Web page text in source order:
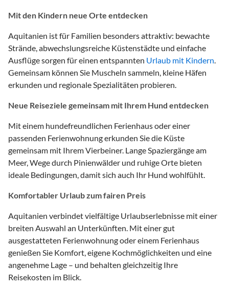
Mit den Kindern neue Orte entdecken
Aquitanien ist für Familien besonders attraktiv: bewachte
Strände, abwechslungsreiche Küstenstädte und einfache
Ausflüge sorgen für einen entspannten Urlaub mit Kindern.
Gemeinsam können Sie Muscheln sammeln, kleine Häfen
erkunden und regionale Spezialitäten probieren.
Neue Reiseziele gemeinsam mit Ihrem Hund entdecken
Mit einem hundefreundlichen Ferienhaus oder einer
passenden Ferienwohnung erkunden Sie die Küste
gemeinsam mit Ihrem Vierbeiner. Lange Spaziergänge am
Meer, Wege durch Pinienwälder und ruhige Orte bieten
ideale Bedingungen, damit sich auch Ihr Hund wohlfühlt.
Komfortabler Urlaub zum fairen Preis
Aquitanien verbindet vielfältige Urlaubserlebnisse mit einer
breiten Auswahl an Unterkünften. Mit einer gut
ausgestatteten Ferienwohnung oder einem Ferienhaus
genießen Sie Komfort, eigene Kochmöglichkeiten und eine
angenehme Lage – und behalten gleichzeitig Ihre
Reisekosten im Blick.